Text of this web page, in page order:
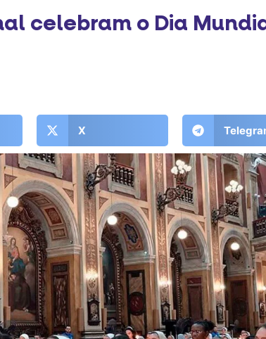
celebram o Dia
X